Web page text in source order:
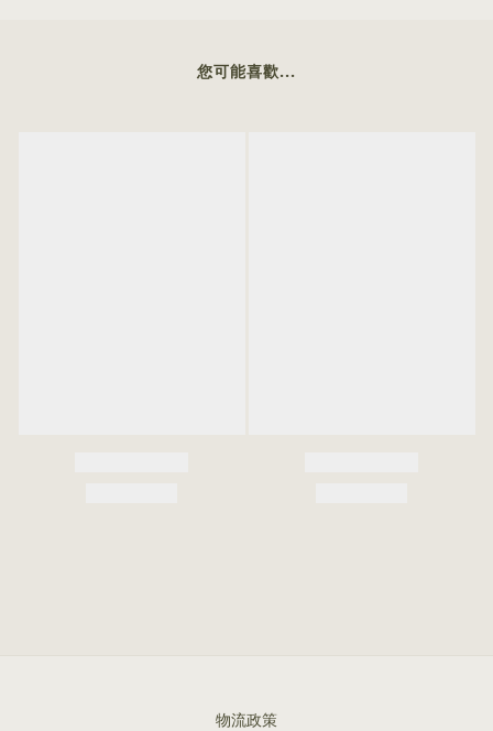
您可能喜歡...
物流政策